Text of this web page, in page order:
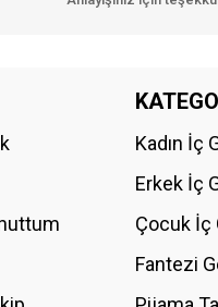
Bu ürüne
Kadın İç
Erkek İç
Çocuk İç
Fantezi